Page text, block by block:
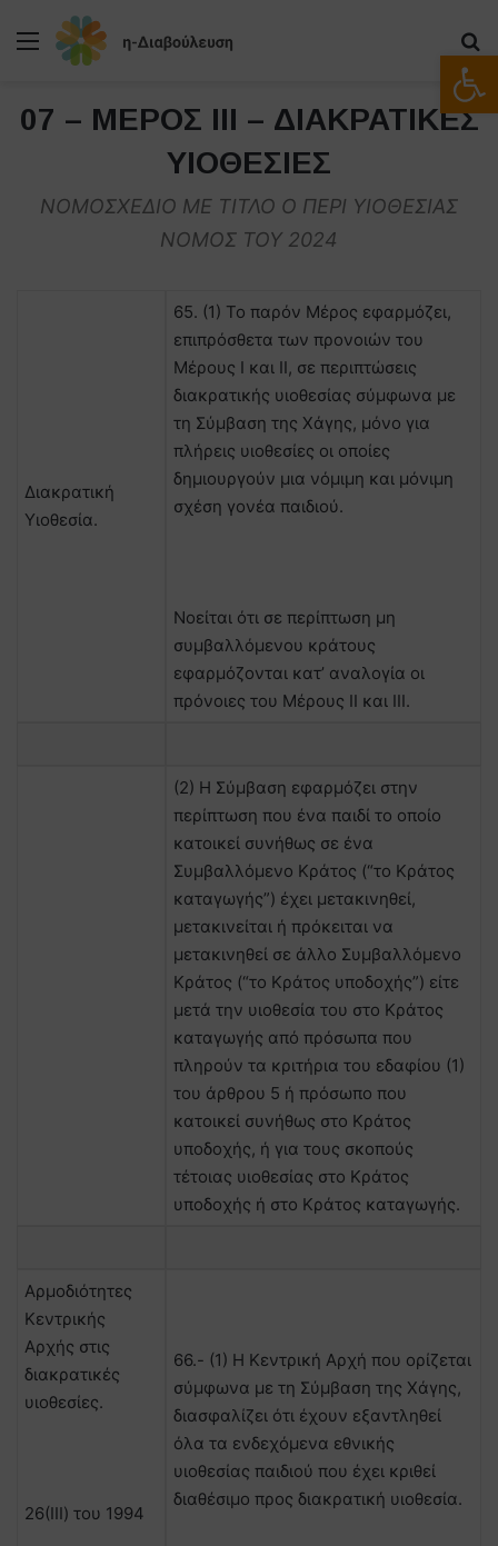
Μενού
07 – ΜΕΡΟΣ ΙΙΙ – ΔΙΑΚΡΑΤΙΚΕΣ
ΥΙΟΘΕΣΙΕΣ
ΝΟΜΟΣΧΕΔΙΟ ΜΕ ΤΙΤΛΟ Ο ΠΕΡΙ ΥΙΟΘΕΣΙΑΣ
ΝΟΜΟΣ ΤΟΥ 2024
Διακρατική
Υιοθεσία.
65. (1) Το παρόν Μέρος εφαρμόζει,
επιπρόσθετα των προνοιών του
Μέρους Ι και ΙΙ, σε περιπτώσεις
διακρατικής υιοθεσίας σύμφωνα με
τη Σύμβαση της Χάγης, μόνο για
πλήρεις υιοθεσίες οι οποίες
δημιουργούν μια νόμιμη και μόνιμη
σχέση γονέα παιδιού.
Νοείται ότι σε περίπτωση μη
συμβαλλόμενου κράτους
εφαρμόζονται κατ’ αναλογία οι
πρόνοιες του Μέρους ΙΙ και ΙΙΙ.
(2) Η Σύμβαση εφαρμόζει στην
περίπτωση που ένα παιδί το οποίο
κατοικεί συνήθως σε ένα
Συμβαλλόμενο Κράτος (“το Κράτος
καταγωγής”) έχει μετακινηθεί,
μετακινείται ή πρόκειται να
μετακινηθεί σε άλλο Συμβαλλόμενο
Κράτος (“το Κράτος υποδοχής”) είτε
μετά την υιοθεσία του στο Κράτος
καταγωγής από πρόσωπα που
πληρούν τα κριτήρια του εδαφίου (1)
του άρθρου 5 ή πρόσωπο που
κατοικεί συνήθως στο Κράτος
υποδοχής, ή για τους σκοπούς
τέτοιας υιοθεσίας στο Κράτος
υποδοχής ή στο Κράτος καταγωγής.
Αρμοδιότητες
Κεντρικής
Αρχής στις
διακρατικές
υιοθεσίες.
26(ΙΙΙ) του 1994
66.- (1) Η Κεντρική Αρχή που ορίζεται
σύμφωνα με τη Σύμβαση της Χάγης,
διασφαλίζει ότι έχουν εξαντληθεί
όλα τα ενδεχόμενα εθνικής
υιοθεσίας παιδιού που έχει κριθεί
διαθέσιμο προς διακρατική υιοθεσία.